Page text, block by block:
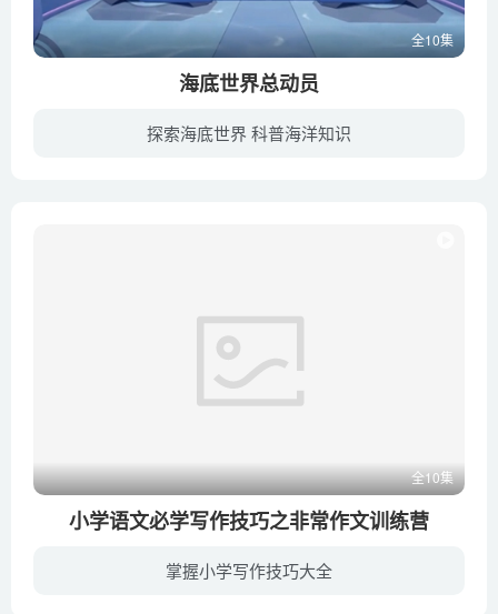
全10集
海底世界总动员
探索海底世界 科普海洋知识
全10集
小学语文必学写作技巧之非常作文训练营
掌握小学写作技巧大全